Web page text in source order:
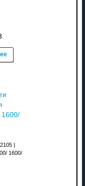
1600/
|
1600/